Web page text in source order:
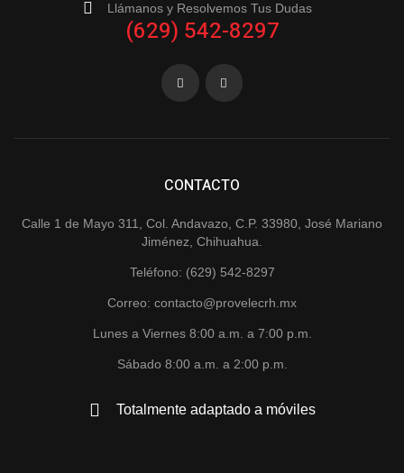
Llámanos y Resolvemos Tus Dudas
(629) 542-8297
CONTACTO
Calle 1 de Mayo 311, Col. Andavazo, C.P. 33980, José Mariano
Jiménez, Chihuahua.
Teléfono: (629) 542-8297
Correo: contacto@provelecrh.mx
Lunes a Viernes 8:00 a.m. a 7:00 p.m.
Sábado 8:00 a.m. a 2:00 p.m.
Totalmente adaptado a móviles